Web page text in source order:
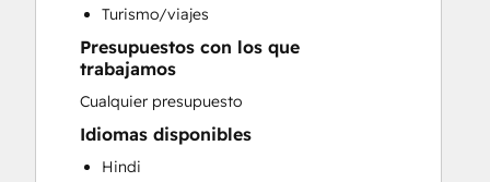
Turismo/viajes
Presupuestos con los que
trabajamos
Cualquier presupuesto
Idiomas disponibles
Hindi